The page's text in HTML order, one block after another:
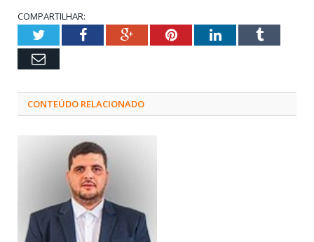
COMPARTILHAR:
TwitterFacebookGoogle+PinterestLinkedInTumblr
Email
CONTEÚDO RELACIONADO